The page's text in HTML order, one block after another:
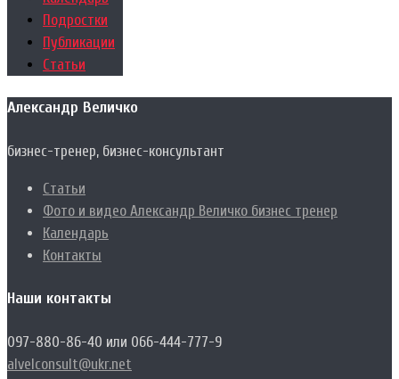
Подростки
Публикации
Статьи
Александр Величко
бизнес-тренер, бизнес-консультант
Статьи
Фото и видео Александр Величко бизнес тренер
Календарь
Контакты
Наши контакты
097-880-86-40 или 066-444-777-9
alvelconsult@ukr.net